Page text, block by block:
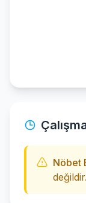
Nöbet
değildir.